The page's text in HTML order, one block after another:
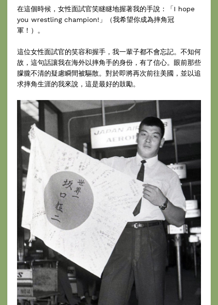
在這個時候，女性面試官笑瞇瞇地握著我的手說：「I hope
you wrestling champion!」（我希望你成為摔角冠
軍！）。
這位女性面試官的笑容和握手，我一輩子都不會忘記。不知何
故，這句話讓我在海外以摔角手的身份，有了信心。眼前那些
朦朧不清的疑慮瞬間被驅散。對於即將再次前往美國，並以追
求摔角生涯的我來說，這是最好的鼓勵。